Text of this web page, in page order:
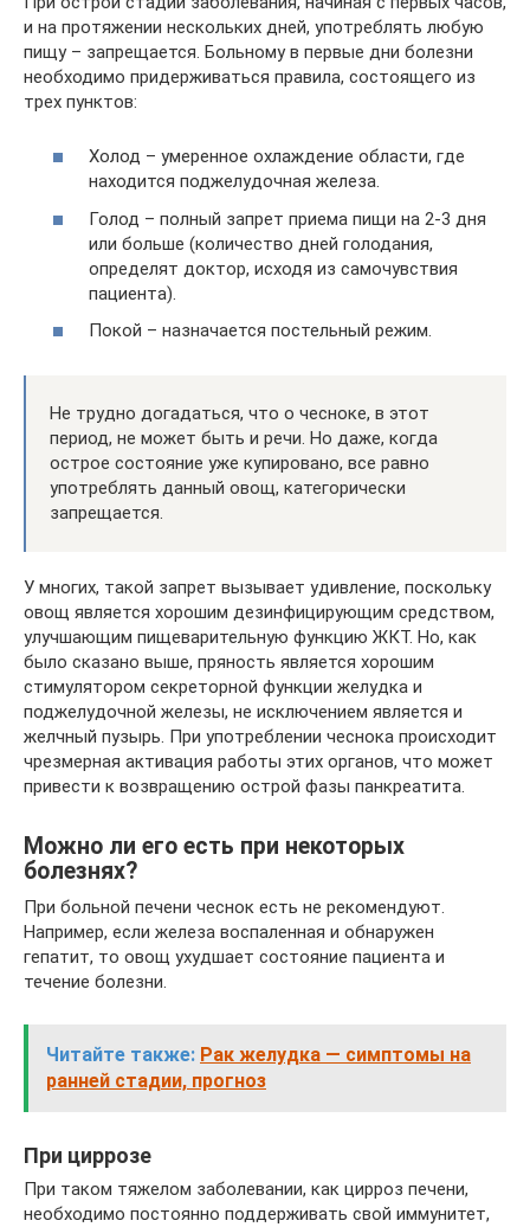
и на протяжении нескольких дней, употреблять любую
пищу – запрещается. Больному в первые дни болезни
необходимо придерживаться правила, состоящего из
трех пунктов:
Холод – умеренное охлаждение области, где
находится поджелудочная железа.
Голод – полный запрет приема пищи на 2-3 дня
или больше (количество дней голодания,
определят доктор, исходя из самочувствия
пациента).
Покой – назначается постельный режим.
Не трудно догадаться, что о чесноке, в этот
период, не может быть и речи. Но даже, когда
острое состояние уже купировано, все равно
употреблять данный овощ, категорически
запрещается.
У многих, такой запрет вызывает удивление, поскольку
овощ является хорошим дезинфицирующим средством,
улучшающим пищеварительную функцию ЖКТ. Но, как
было сказано выше, пряность является хорошим
стимулятором секреторной функции желудка и
поджелудочной железы, не исключением является и
желчный пузырь. При употреблении чеснока происходит
чрезмерная активация работы этих органов, что может
привести к возвращению острой фазы панкреатита.
Можно ли его есть при некоторых
болезнях?
При больной печени чеснок есть не рекомендуют.
Например, если железа воспаленная и обнаружен
гепатит, то овощ ухудшает состояние пациента и
течение болезни.
Читайте также: Рак желудка — симптомы на
ранней стадии, прогноз
При циррозе
При таком тяжелом заболевании, как цирроз печени,
необходимо постоянно поддерживать свой иммунитет,